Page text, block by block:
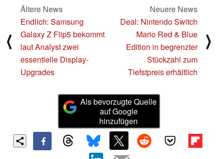
⟨
Ältere News
Endlich: Samsung
Galaxy Z Flip5 bekommt
laut Analyst zwei
essentielle Display-
Upgrades
Neuere News
Deal: Nintendo Switch
Mario Red & Blue
Edition in begrenzter
Stückzahl zum
Tiefstpreis erhältlich
⟩
Als bevorzugte Quelle
auf Google
hinzufügen